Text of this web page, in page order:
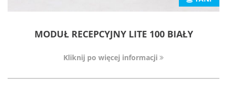
MODUŁ RECEPCYJNY LITE 100 BIAŁY
Kliknij po więcej informacji